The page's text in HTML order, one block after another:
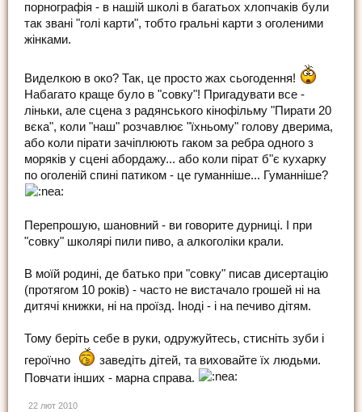
порнографія - в нашій школі в багатьох хлопчаків були
так звані "голі карти", тобто гральні карти з оголеними
жінками.
Виделкою в око? Так, це просто жах сьогодення!
Набагато краще було в "совку"! Пригадувати все -
ліньки, але сцена з радянського кінофільму "Пирати 20
вєка", коли "наш" розчавлює "їхньому" голову дверима,
або коли пірати зачіплюють гаком за ребра одного з
моряків у сцені абордажу... або коли пірат б"є кухарку
по оголеній спині патиком - це гуманніше... Гуманніше?
Перепрошую, шановний - ви говорите дурниці. І при
"совку" школярі пили пиво, а алкоголіки крали.
В моїй родині, де батько при "совку" писав дисертацію
(протягом 10 років) - часто не вистачало грошей ні на
дитячі книжки, ні на проїзд. Іноді - і на печиво дітям.
Тому беріть себе в руки, одружуйтесь, стисніть зуби і
героїчно
заведіть дітей, та виховайте їх людьми.
Повчати інших - марна справа.
22 лют 2010